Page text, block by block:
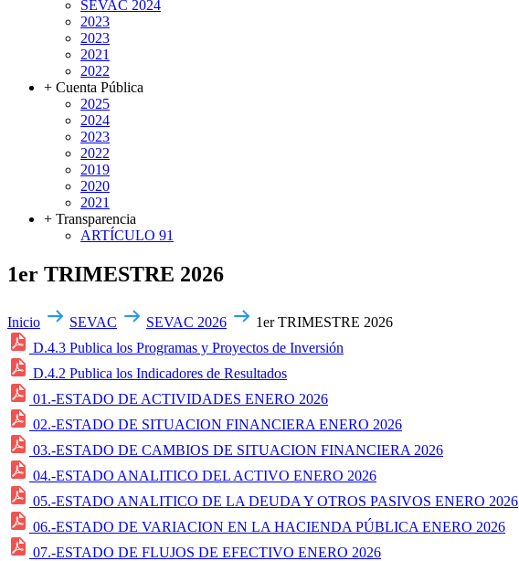
SEVAC 2024
2023
2023
2021
2022
+ Cuenta Pública
2025
2024
2023
2022
2019
2020
2021
+ Transparencia
ARTÍCULO 91
1er TRIMESTRE 2026
Inicio SEVAC SEVAC 2026
1er TRIMESTRE 2026
D.4.3 Publica los Programas y Proyectos de Inversión
D.4.2 Publica los Indicadores de Resultados
01.-ESTADO DE ACTIVIDADES ENERO 2026
02.-ESTADO DE SITUACION FINANCIERA ENERO 2026
03.-ESTADO DE CAMBIOS DE SITUACION FINANCIERA 2026
04.-ESTADO ANALITICO DEL ACTIVO ENERO 2026
05.-ESTADO ANALITICO DE LA DEUDA Y OTROS PASIVOS ENERO 2026
06.-ESTADO DE VARIACION EN LA HACIENDA PÚBLICA ENERO 2026
07.-ESTADO DE FLUJOS DE EFECTIVO ENERO 2026